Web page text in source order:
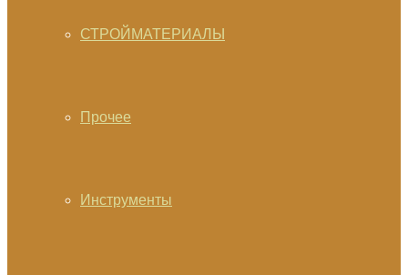
СТРОЙМАТЕРИАЛЫ
Прочее
Инструменты